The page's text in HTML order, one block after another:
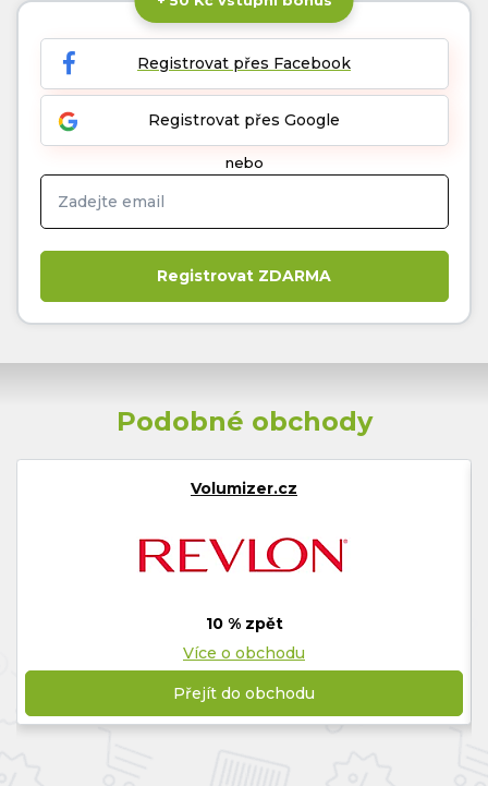
Registrovat přes Facebook
Registrovat přes Google
nebo
Podobné obchody
Volumizer.cz
10 % zpět
Více o obchodu
Přejít do obchodu